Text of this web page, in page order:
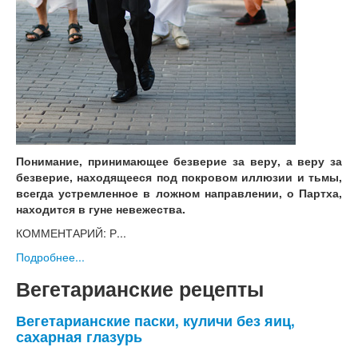
Понимание, принимающее безверие за веру, а веру за
безверие, находящееся под покровом иллюзии и тьмы,
всегда устремленное в ложном направлении, о Партха,
находится в гуне невежества.
КОММЕНТАРИЙ: Р...
Подробнее...
Вегетарианские рецепты
Вегетарианские паски, куличи без яиц,
сахарная глазурь